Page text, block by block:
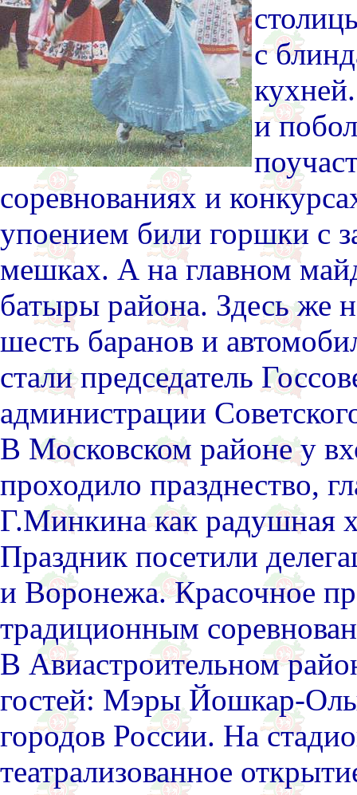
с
и
соревнованиях и
упоением били горшки с
мешках. А на главном
батыры района. Здесь же
шесть баранов и
стали председатель
администрации
В Московском районе у
проходило празднество,
Г.Минкина как радушная
Праздник посетили
и Воронежа. Красочное
традиционным
В Авиастроительном
гостей: Мэры Йошкар-
городов России. На
театрализованное